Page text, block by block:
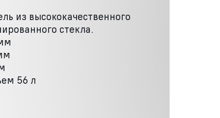
из высококачественного
стекла.
56 л